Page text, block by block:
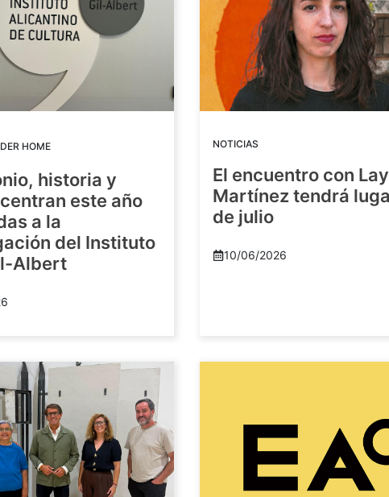
HOME
historia y
este año
a la
del Instituto
Albert
NOTICIAS
El encuentro con
Martínez tendrá
de julio
10/06/2026